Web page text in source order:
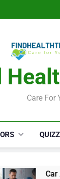
Care For
Car Accident